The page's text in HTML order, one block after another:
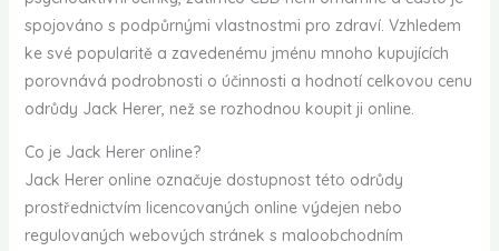
spojováno s podpůrnými vlastnostmi pro zdraví. Vzhledem
ke své popularitě a zavedenému jménu mnoho kupujících
porovnává podrobnosti o účinnosti a hodnotí celkovou cenu
odrůdy Jack Herer, než se rozhodnou koupit ji online.
Co je Jack Herer online?
Jack Herer online označuje dostupnost této odrůdy
prostřednictvím licencovaných online výdejen nebo
regulovaných webových stránek s maloobchodním